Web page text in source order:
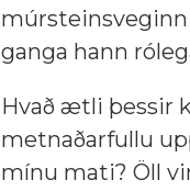
múrsteinsveginn
ganga hann
Hvað ætli þessir
metnaðarfullu
mínu mati? Öll